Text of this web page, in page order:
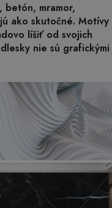
mramor,
ako skutočné. Motívy
líšiť od svojich
nie sú grafickými